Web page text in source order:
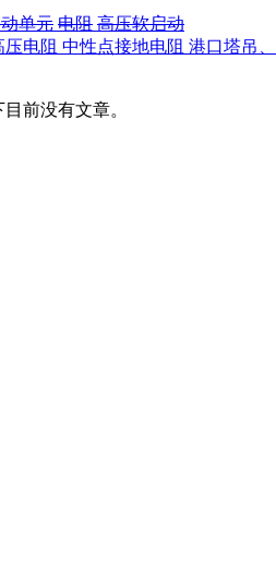
单元 电阻 高压软启动
压电阻 中性点接地电阻 港口塔吊
前没有文章。